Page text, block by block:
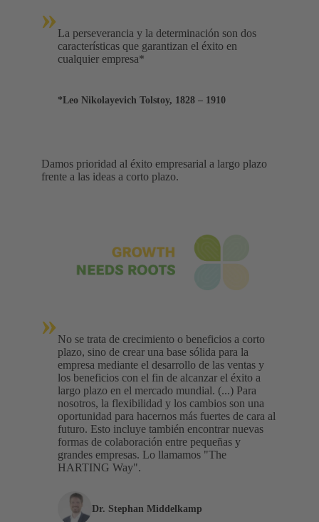
» La perseverancia y la determinación son dos
características que garantizan el éxito en
cualquier empresa*
*Leo Nikolayevich Tolstoy, 1828 – 1910
Damos prioridad al éxito empresarial a largo plazo
frente a las ideas a corto plazo.
» No se trata de crecimiento o beneficios a corto
plazo, sino de crear una base sólida para la
empresa mediante el desarrollo de las ventas y
los beneficios con el fin de alcanzar el éxito a
largo plazo en el mercado mundial. (...) Para
nosotros, la flexibilidad y los cambios son una
oportunidad para hacernos más fuertes de cara al
futuro. Esto incluye también encontrar nuevas
formas de colaboración entre pequeñas y
grandes empresas. Lo llamamos "The
HARTING Way".
Dr. Stephan Middelkamp